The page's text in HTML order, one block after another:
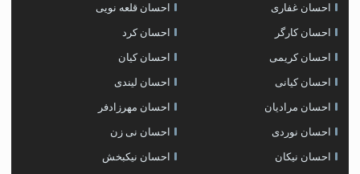
احسان غفاری احسان قلعه نویی
احسان کارگر احسان کرد
احسان کریمی احسان کیان
احسان کیانی احسان لیندی
احسان مرادیان احسان مهرزادفر
احسان نوردی احسان نی زن
احسان نیکان احسان نیکبخش